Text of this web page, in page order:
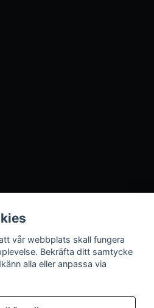
video med över 100 års
vår webbplats skall fungera
Bekräfta ditt samtycke
alla eller anpassa via